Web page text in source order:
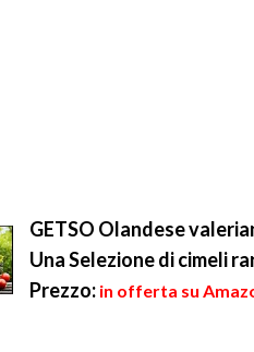
GETSO Olandese
Una Selezione di cimeli
Prezzo: in offerta su